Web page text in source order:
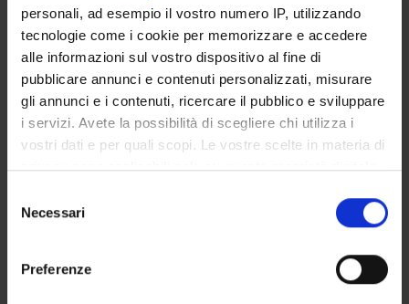
personali, ad esempio il vostro numero IP, utilizzando
tecnologie come i cookie per memorizzare e accedere
alle informazioni sul vostro dispositivo al fine di
pubblicare annunci e contenuti personalizzati, misurare
gli annunci e i contenuti, ricercare il pubblico e sviluppare
i servizi. Avete la possibilità di scegliere chi utilizza i
vostri dati e per quali scopi. Le vostre scelte in materia di
privacy sono applicabili solo su questa proprietà digitale
modificare o revocare il proprio consenso in qualsiasi
momento dalla Dichiarazione sui cookie o facendo clic
delNecessari
Preferenze
GOVERNANCE
COMMISSIONI
UFFICI E STRUTTURE DI SERVIZIO
SERVIZI DI SEGRETERIA STUDENTI
STRUTTURE DEL DIPARTIMENTO
LABORATORI DI RICERCA